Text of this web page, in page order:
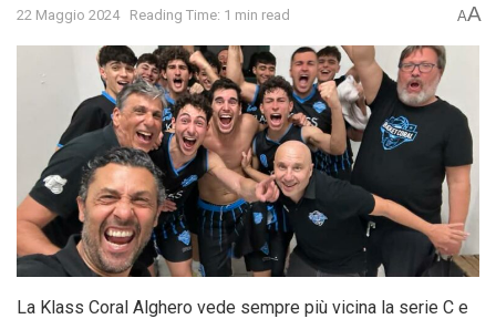
22 Maggio 2024 Reading Time: 1 min read AA
La Klass Coral Alghero vede sempre più vicina la serie C e